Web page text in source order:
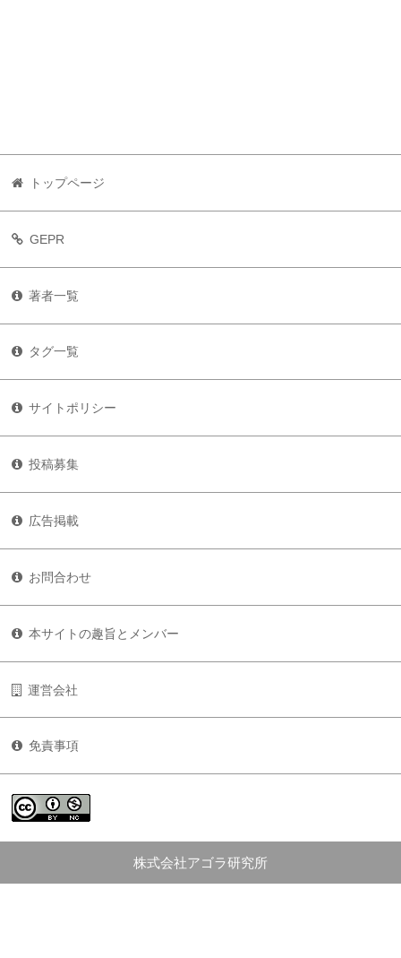
トップページ
GEPR
著者一覧
タグ一覧
サイトポリシー
投稿募集
広告掲載
お問合わせ
本サイトの趣旨とメンバー
運営会社
免責事項
株式会社アゴラ研究所